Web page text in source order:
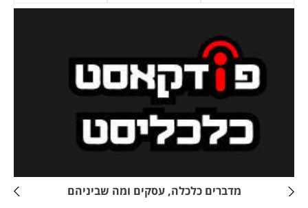
נפתח בכרטיסייה חדשה
מדברים כלכלה, עסקים ומה שביניהם
חדשה